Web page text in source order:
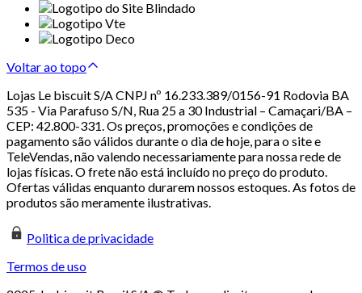
Voltar ao topo
Lojas Le biscuit S/A CNPJ nº 16.233.389/0156-91 Rodovia BA
535 - Via Parafuso S/N, Rua 25 a 30 Industrial – Camaçari/BA –
CEP: 42.800-331. Os preços, promoções e condições de
pagamento são válidos durante o dia de hoje, para o site e
TeleVendas, não valendo necessariamente para nossa rede de
lojas físicas. O frete não está incluído no preço do produto.
Ofertas válidas enquanto durarem nossos estoques. As fotos de
produtos são meramente ilustrativas.
Politica de privacidade
Termos de uso